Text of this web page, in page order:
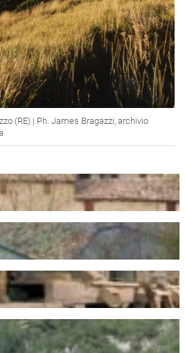
(RE) | Ph. James Bragazzi, archivio